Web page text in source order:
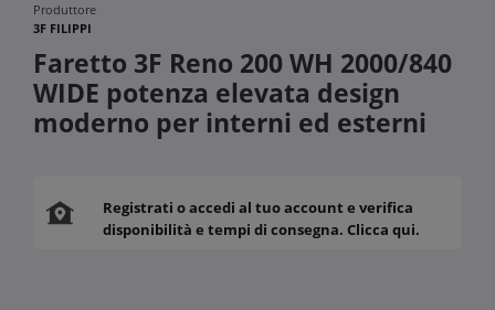
Produttore
3F FILIPPI
Faretto 3F Reno 200 WH 2000/840
WIDE potenza elevata design
moderno per interni ed esterni
Registrati o accedi al tuo account e verifica
disponibilità e tempi di consegna. Clicca qui.